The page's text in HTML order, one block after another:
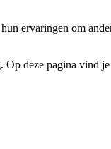
ervaringen om
deze pagina vind